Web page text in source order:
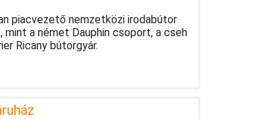
piacvezető nemzetközi irodabútor
mint a német Dauphin csoport, a cseh
Ricany bútorgyár.